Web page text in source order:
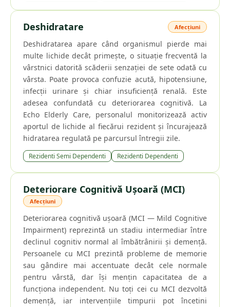
Deshidratare Afecțiuni
Deshidratarea apare când organismul pierde mai
multe lichide decât primește, o situație frecventă la
vârstnici datorită scăderii senzației de sete odată cu
vârsta. Poate provoca confuzie acută, hipotensiune,
infecții urinare și chiar insuficiență renală. Este
adesea confundată cu deteriorarea cognitivă. La
Echo Elderly Care, personalul monitorizează activ
aportul de lichide al fiecărui rezident și încurajează
hidratarea regulată pe parcursul întregii zile.
Rezidenti Semi Dependenti Rezidenti Dependenti
Deteriorare Cognitivă Ușoară (MCI)
Afecțiuni
Deteriorarea cognitivă ușoară (MCI — Mild Cognitive
Impairment) reprezintă un stadiu intermediar între
declinul cognitiv normal al îmbătrânirii și demență.
Persoanele cu MCI prezintă probleme de memorie
sau gândire mai accentuate decât cele normale
pentru vârstă, dar își mențin capacitatea de a
funcționa independent. Nu toți cei cu MCI dezvoltă
demență, iar intervențiile timpurii pot încetini